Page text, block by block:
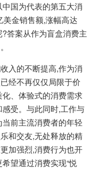
国为代表的第五大消
金销售额,涨幅高达
答案从作为盲盒消费主
入的不断提高,作为消
经不再仅仅局限于价
、体验式的消费需求
受。与此同时,工作与
前主流消费者的年轻
和交友,无处释放的精
加强烈,消费行为也开
望通过消费实现“悦